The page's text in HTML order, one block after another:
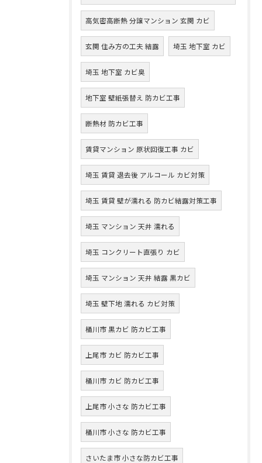
高気密高断熱 分譲マンション 玄関 カビ
玄関 住み方の工夫 結露 埼玉 地下室 カビ
埼玉 地下室 カビ臭
地下室 壁紙張替え 防カビ工事
断熱材 防カビ工事
賃貸マンション 原状回復工事 カビ
埼玉 賃貸 退去後 アルコール カビ対策
埼玉 賃貸 壁が濡れる 防カビ結露対策工事
埼玉 マンション 天井 濡れる
埼玉 コンクリート直張り カビ
埼玉 マンション 天井 結露 黒カビ
埼玉 壁下地 濡れる カビ対策
桶川市 黒カビ 防カビ工事
上尾市 カビ 防カビ工事
桶川市 カビ 防カビ工事
上尾市 小さな 防カビ工事
桶川市 小さな 防カビ工事
さいたま市 小さな防カビ工事